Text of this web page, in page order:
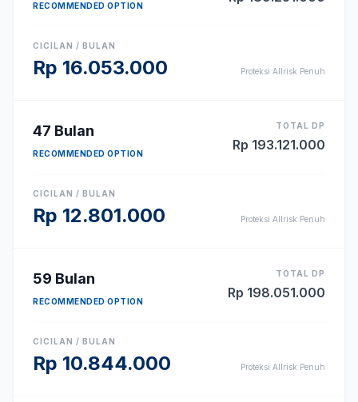
RECOMMENDED OPTION
CICILAN / BULAN
Rp 16.053.000 Proteksi Allrisk Penuh
47 Bulan
RECOMMENDED OPTION
TOTAL DP
Rp 193.121.000
CICILAN / BULAN
Rp 12.801.000 Proteksi Allrisk Penuh
59 Bulan
RECOMMENDED OPTION
TOTAL DP
Rp 198.051.000
CICILAN / BULAN
Rp 10.844.000 Proteksi Allrisk Penuh